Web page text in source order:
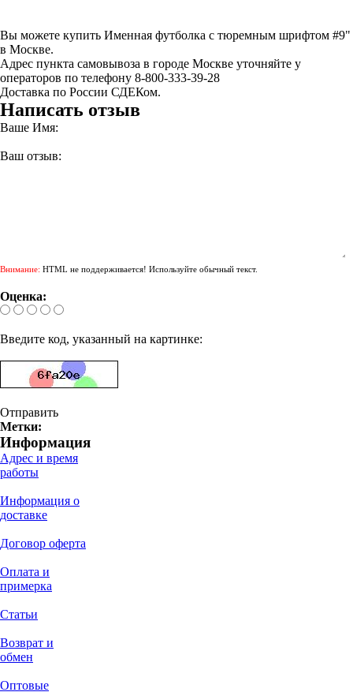
Вы можете купить Именная футболка с тюремным шрифтом #9"
в Москве.
Адрес пункта самовывоза в городе Москве уточняйте у
операторов по телефону 8-800-333-39-28
Доставка по России СДЕКом.
Написать отзыв
Ваше Имя:
Ваш отзыв:
Внимание: HTML не поддерживается! Используйте обычный текст.
Оценка:
Введите код, указанный на картинке:
Отправить
Метки:
Информация
Адрес и время
работы
Информация о
доставке
Договор оферта
Оплата и
примерка
Статьи
Возврат и
обмен
Оптовые